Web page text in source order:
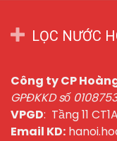
LỌC NƯỚC
Công ty CP
GPĐKKD số
VPGD: Tầng 11
Email KD: